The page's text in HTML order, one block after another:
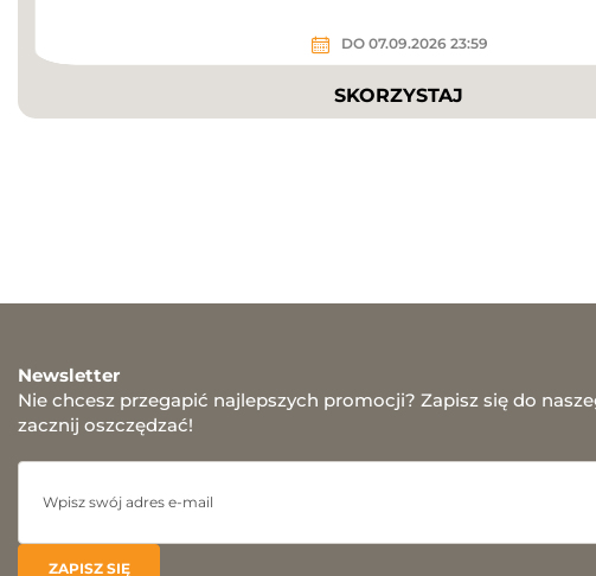
DO 07.09.2026 23:59
SKORZYSTAJ
Newsletter
Nie chcesz przegapić najlepszych promocji? Zapisz się do
zacznij oszczędzać!